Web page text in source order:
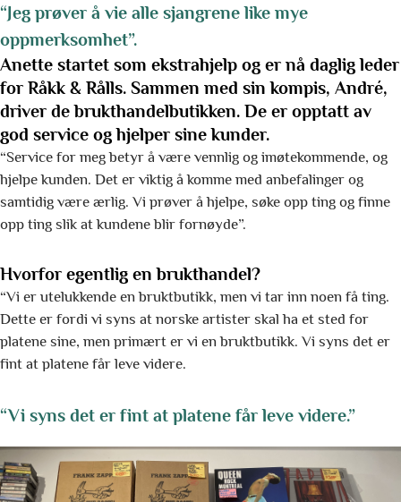
“Jeg prøver å vie alle sjangrene like mye
oppmerksomhet”.
Anette startet som ekstrahjelp og er nå daglig leder
for Råkk & Rålls. Sammen med sin kompis, André,
driver de brukthandelbutikken. De er opptatt av
god service og hjelper sine kunder.
“Service for meg betyr å være vennlig og imøtekommende, og
hjelpe kunden. Det er viktig å komme med anbefalinger og
samtidig være ærlig. Vi prøver å hjelpe, søke opp ting og finne
opp ting slik at kundene blir fornøyde”.
Hvorfor egentlig en brukthandel?
“Vi er utelukkende en bruktbutikk, men vi tar inn noen få ting.
Dette er fordi vi syns at norske artister skal ha et sted for
platene sine, men primært er vi en bruktbutikk. Vi syns det er
fint at platene får leve videre.
“Vi syns det er fint at platene får leve videre.”